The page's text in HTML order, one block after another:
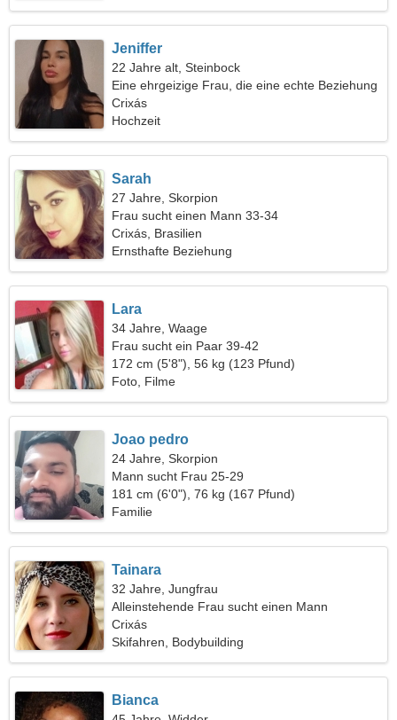
Jeniffer
22 Jahre alt, Steinbock
Eine ehrgeizige Frau, die eine echte Beziehung
sucht
Crixás
Hochzeit
Sarah
27 Jahre, Skorpion
Frau sucht einen Mann 33-34
Crixás, Brasilien
Ernsthafte Beziehung
Lara
34 Jahre, Waage
Frau sucht ein Paar 39-42
172 cm (5'8"), 56 kg (123 Pfund)
Foto, Filme
Joao pedro
24 Jahre, Skorpion
Mann sucht Frau 25-29
181 cm (6'0"), 76 kg (167 Pfund)
Familie
Tainara
32 Jahre, Jungfrau
Alleinstehende Frau sucht einen Mann
Crixás
Skifahren, Bodybuilding
Bianca